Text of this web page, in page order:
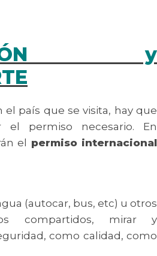
y
el país que se visita, hay que
el permiso necesario. En
el permiso internacional
(autocar, bus, etc) u otros
compartidos, mirar y
como calidad, como